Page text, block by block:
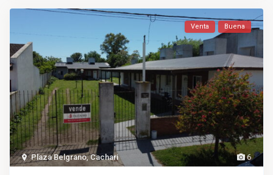
6
Plaza Belgrano,Cachari
Venta Buena